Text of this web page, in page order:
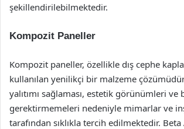
şekillendirilebilmektedir.
Kompozit Paneller
Kompozit paneller, özellikle dış cephe
kullanılan yenilikçi bir malzeme
yalıtımı sağlaması, estetik görünümleri ve
gerektirmemeleri nedeniyle mimarlar ve
tarafından sıklıkla tercih edilmektedir.